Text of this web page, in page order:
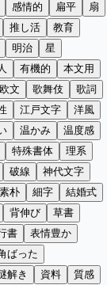
感情的 扁平
扇
推し活
教育
明治
星
有機的
本文用
欧文 歌舞伎
歌詞
江戸文字
洋風
温かみ
温度感
特殊書体
理系
破線
神代文字
素朴 細字
結婚式
背伸び
草書
書
表情豊か
ばった
解き 資料
質感